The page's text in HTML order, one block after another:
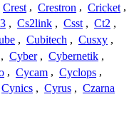
Crest , Crestron , Cricket ,
, Cs2link , Csst , Ct2 ,
, Cubitech , Cusxy ,
, Cyber , Cybernetik ,
, Cycam , Cyclops ,
Cynics , Cyrus , Czarna